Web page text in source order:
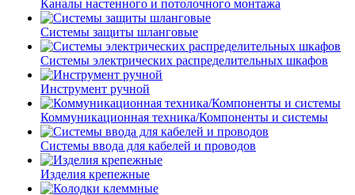
Каналы настенного и потолочного монтажа
Системы защиты шланговые
Системы электрических распределительных шкафов
Инструмент ручной
Коммуникационная техника/Компоненты и системы
Системы ввода для кабелей и проводов
Изделия крепежные